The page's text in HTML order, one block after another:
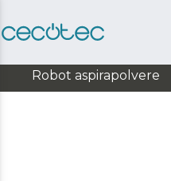
Robot aspirapolvere